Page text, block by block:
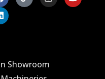
Showroom